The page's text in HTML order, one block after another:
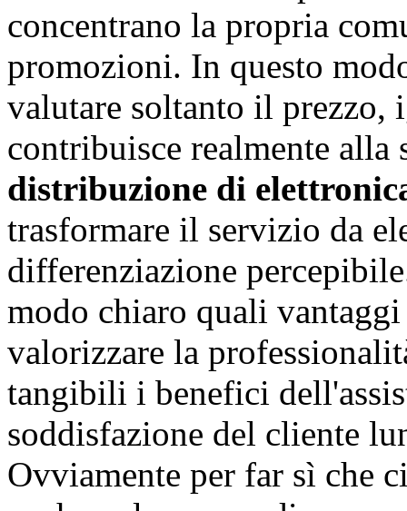
concentrano la propria
promozioni. In questo
valutare soltanto il prezzo,
contribuisce realmente alla
distribuzione di
trasformare il servizio da
differenziazione
modo chiaro quali
valorizzare la
tangibili i benefici
soddisfazione del cliente
Ovviamente per far sì che